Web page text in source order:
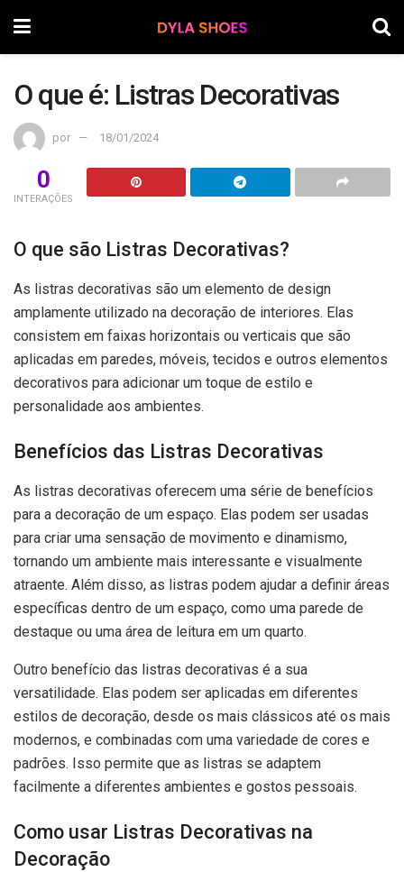
O que é: Listras Decorativas
por 18/01/2024
0
INTERAÇÕES
O que são Listras Decorativas?
As listras decorativas são um elemento de design
amplamente utilizado na decoração de interiores. Elas
consistem em faixas horizontais ou verticais que são
aplicadas em paredes, móveis, tecidos e outros elementos
decorativos para adicionar um toque de estilo e
personalidade aos ambientes.
Benefícios das Listras Decorativas
As listras decorativas oferecem uma série de benefícios
para a decoração de um espaço. Elas podem ser usadas
para criar uma sensação de movimento e dinamismo,
tornando um ambiente mais interessante e visualmente
atraente. Além disso, as listras podem ajudar a definir áreas
específicas dentro de um espaço, como uma parede de
destaque ou uma área de leitura em um quarto.
Outro benefício das listras decorativas é a sua
versatilidade. Elas podem ser aplicadas em diferentes
estilos de decoração, desde os mais clássicos até os mais
modernos, e combinadas com uma variedade de cores e
padrões. Isso permite que as listras se adaptem
facilmente a diferentes ambientes e gostos pessoais.
Como usar Listras Decorativas na
Decoração